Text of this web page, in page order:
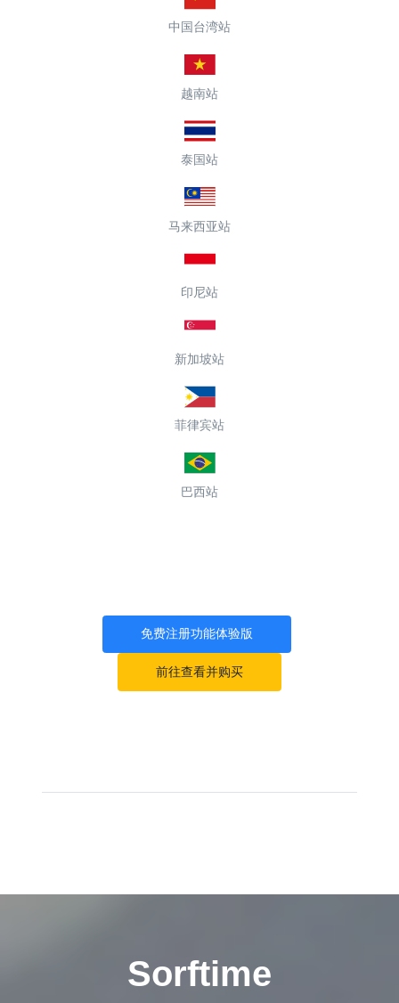
中国台湾站
越南站
泰国站
马来西亚站
印尼站
新加坡站
菲律宾站
巴西站
免费注册功能体验版
前往查看并购买
Sorftime